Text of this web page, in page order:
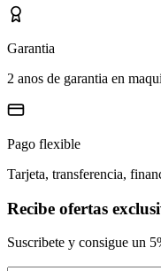
Garantia
2 anos de garantia en
Pago flexible
Tarjeta, transferencia,
Recibe ofertas
Suscribete y consigue un